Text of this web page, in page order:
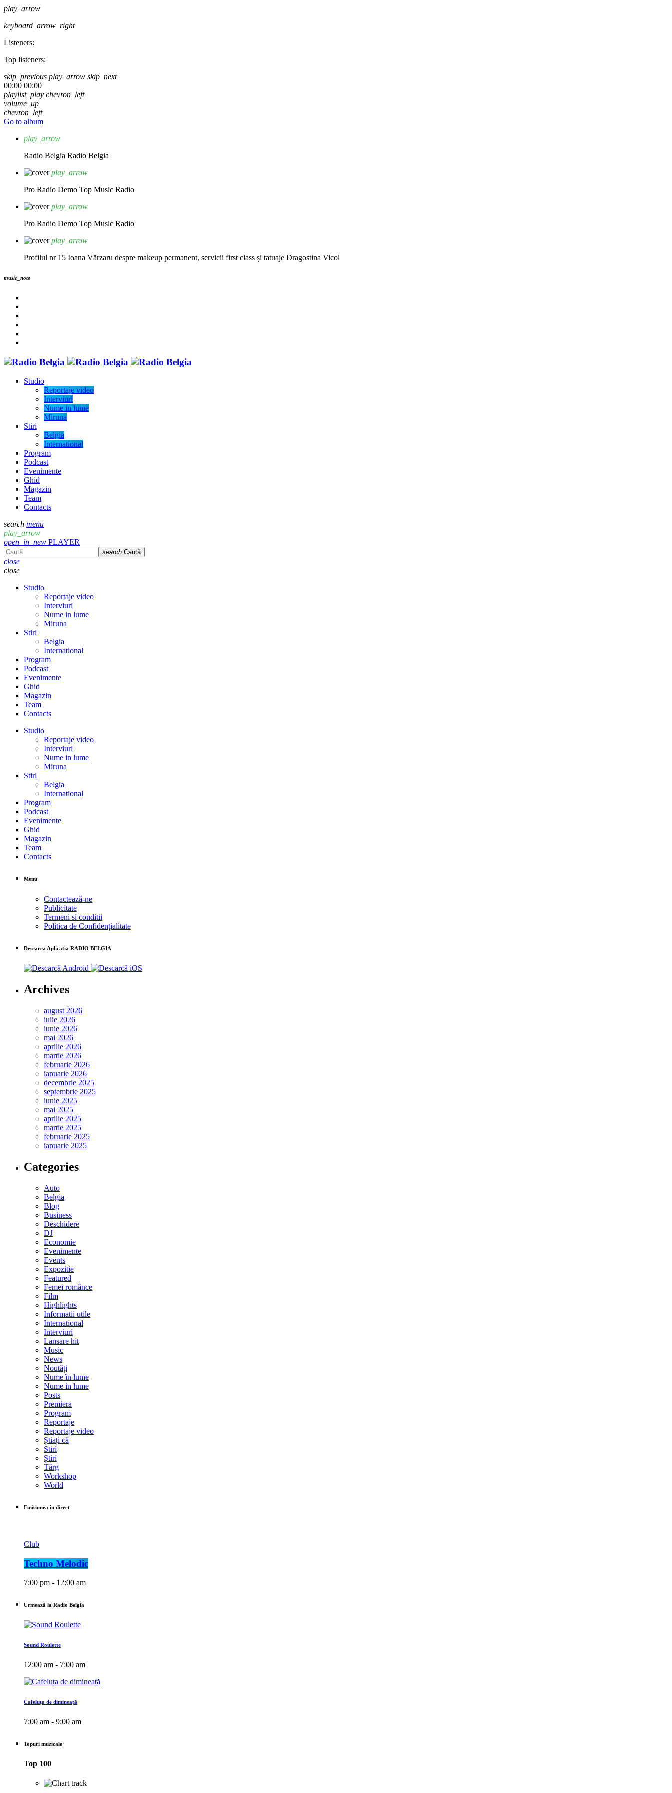
play_arrow
keyboard_arrow_right
Listeners:
Top listeners:
skip_previous play_arrow skip_next
00:00 00:00
playlist_play chevron_left
volume_up
chevron_left
Go to album
play_arrow
Radio Belgia Radio Belgia
play_arrow
Pro Radio Demo Top Music Radio
play_arrow
Pro Radio Demo Top Music Radio
play_arrow
Profilul nr 15 Ioana Vărzaru despre makeup permanent, servicii first class și tatuaje Dragostina Vicol
music_note
Studio
Reportaje video
Interviuri
Nume in lume
Miruna
Stiri
Belgia
International
Program
Podcast
Evenimente
Ghid
Magazin
Team
Contacts
search menu
play_arrow
open_in_new PLAYER
search Caută
close
close
Studio
Reportaje video
Interviuri
Nume in lume
Miruna
Stiri
Belgia
International
Program
Podcast
Evenimente
Ghid
Magazin
Team
Contacts
Studio
Reportaje video
Interviuri
Nume in lume
Miruna
Stiri
Belgia
International
Program
Podcast
Evenimente
Ghid
Magazin
Team
Contacts
Menu
Contactează-ne
Publicitate
Termeni si conditii
Politica de Confidențialitate
Descarca Aplicatia RADIO BELGIA
Archives
august 2026
iulie 2026
iunie 2026
mai 2026
aprilie 2026
martie 2026
februarie 2026
ianuarie 2026
decembrie 2025
septembrie 2025
iunie 2025
mai 2025
aprilie 2025
martie 2025
februarie 2025
ianuarie 2025
Categories
Auto
Belgia
Blog
Business
Deschidere
DJ
Economie
Evenimente
Events
Expozitie
Featured
Femei românce
Film
Highlights
Informatii utile
International
Interviuri
Lansare hit
Music
News
Noutăți
Nume în lume
Nume in lume
Posts
Premiera
Program
Reportaje
Reportaje video
Știați că
Stiri
Știri
Târg
Workshop
World
Emisiunea în direct
Club
Techno Melodic
7:00 pm - 12:00 am
Urmează la Radio Belgia
Sound Roulette
12:00 am - 7:00 am
Cafeluța de dimineață
7:00 am - 9:00 am
Topuri muzicale
Top 100